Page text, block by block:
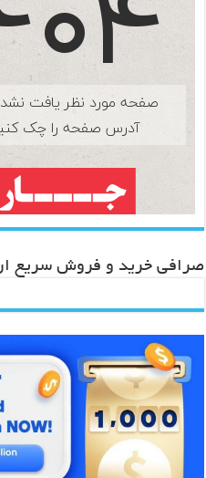
صرافی خرید و فروش سریع